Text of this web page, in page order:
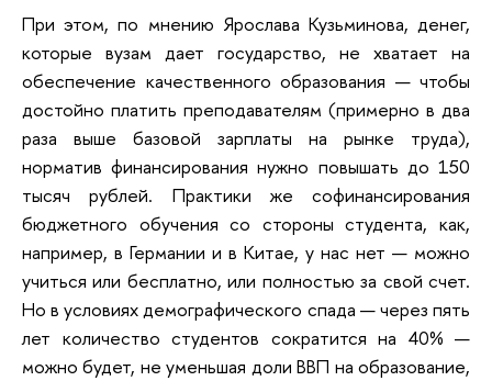
При этом, по мнению Ярослава Кузьминова, денег,
которые вузам дает государство, не хватает на
обеспечение качественного образования — чтобы
достойно платить преподавателям (примерно в два
раза выше базовой зарплаты на рынке труда),
норматив финансирования нужно повышать до 150
тысяч рублей. Практики же софинансирования
бюджетного обучения со стороны студента, как,
например, в Германии и в Китае, у нас нет — можно
учиться или бесплатно, или полностью за свой счет.
Но в условиях демографического спада — через пять
лет количество студентов сократится на 40% —
можно будет, не уменьшая доли ВВП на образование,